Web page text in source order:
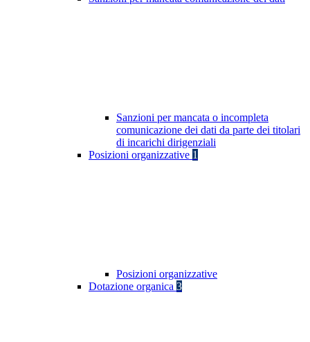
Sanzioni per mancata o incompleta
comunicazione dei dati da parte dei titolari
di incarichi dirigenziali
Posizioni organizzative 1
Posizioni organizzative
Dotazione organica 3